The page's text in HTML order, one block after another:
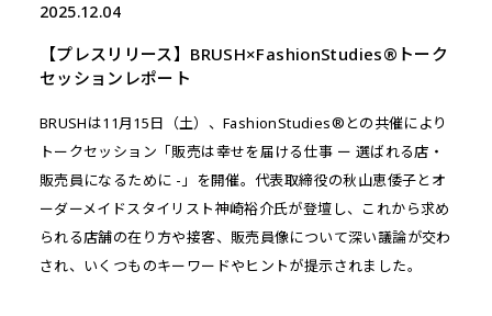
2025.12.04
【プレスリリース】BRUSH×FashionStudies®トーク
セッションレポート
BRUSHは11月15日（土）、FashionStudies®との共催により
トークセッション「販売は幸せを届ける仕事 ー 選ばれる店・
販売員になるために -」を開催。代表取締役の秋山恵倭子とオ
ーダーメイドスタイリスト神崎裕介氏が登壇し、これから求め
られる店舗の在り方や接客、販売員像について深い議論が交わ
され、いくつものキーワードやヒントが提示されました。